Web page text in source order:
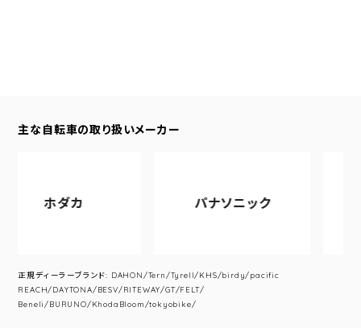
主な自転車の取り扱いメーカー
ホダカ パナソニック
正規ディーラーブランド: DAHON/Tern/Tyrell/KHS/birdy/pacific
REACH/DAYTONA/BESV/RITEWAY/GT/FELT/
Beneli/BURUNO/KhodaBloom/tokyobike/